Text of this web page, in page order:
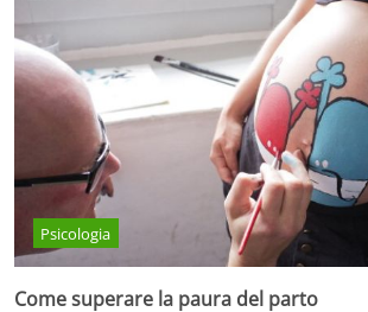
Psicologia
Come superare la paura del parto